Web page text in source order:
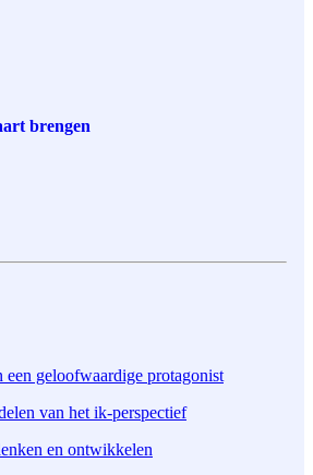
brengen
een geloofwaardige protagonist
van het ik-perspectief
en ontwikkelen